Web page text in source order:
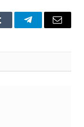
TelegramEmail